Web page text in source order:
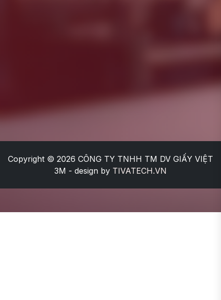
Copyright © 2026 CÔNG TY TNHH TM DV GIẤY VIỆT
3M - design by TIVATECH.VN